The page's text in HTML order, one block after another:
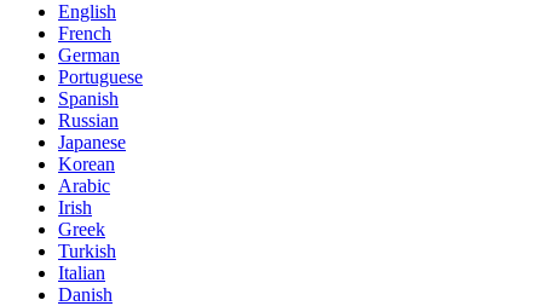
English
French
German
Portuguese
Spanish
Russian
Japanese
Korean
Arabic
Irish
Greek
Turkish
Italian
Danish